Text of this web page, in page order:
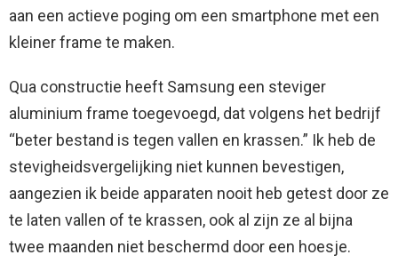
aan een actieve poging om een ​​smartphone met een
kleiner frame te maken.
Qua constructie heeft Samsung een steviger
aluminium frame toegevoegd, dat volgens het bedrijf
“beter bestand is tegen vallen en krassen.” Ik heb de
stevigheidsvergelijking niet kunnen bevestigen,
aangezien ik beide apparaten nooit heb getest door ze
te laten vallen of te krassen, ook al zijn ze al bijna
twee maanden niet beschermd door een hoesje.